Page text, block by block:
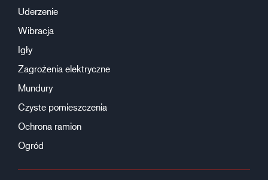
Uderzenie
Wibracja
Igły
Zagrożenia elektryczne
Mundury
Czyste pomieszczenia
Ochrona ramion
Ogród